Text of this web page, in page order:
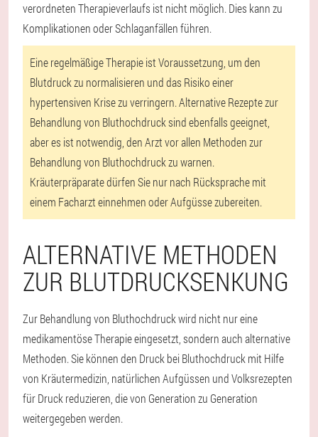
verordneten Therapieverlaufs ist nicht möglich. Dies kann zu
Komplikationen oder Schlaganfällen führen.
Eine regelmäßige Therapie ist Voraussetzung, um den
Blutdruck zu normalisieren und das Risiko einer
hypertensiven Krise zu verringern. Alternative Rezepte zur
Behandlung von Bluthochdruck sind ebenfalls geeignet,
aber es ist notwendig, den Arzt vor allen Methoden zur
Behandlung von Bluthochdruck zu warnen.
Kräuterpräparate dürfen Sie nur nach Rücksprache mit
einem Facharzt einnehmen oder Aufgüsse zubereiten.
ALTERNATIVE METHODEN
ZUR BLUTDRUCKSENKUNG
Zur Behandlung von Bluthochdruck wird nicht nur eine
medikamentöse Therapie eingesetzt, sondern auch alternative
Methoden. Sie können den Druck bei Bluthochdruck mit Hilfe
von Kräutermedizin, natürlichen Aufgüssen und Volksrezepten
für Druck reduzieren, die von Generation zu Generation
weitergegeben werden.